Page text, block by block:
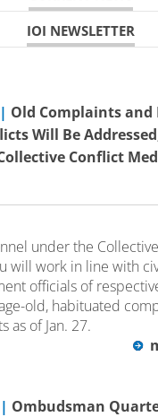
IOI NEWSLETTER
Old Complaints and
Will Be
Conflict
under the
will work in line with
officials of
old, habituated
as of Jan. 27.
Ombudsman